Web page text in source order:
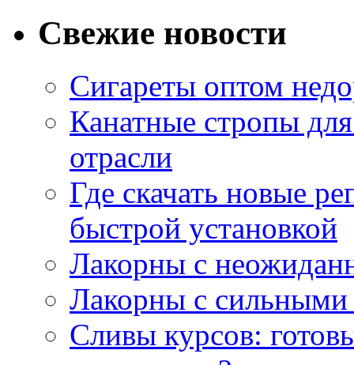
Свежие новости
Сигареты оптом
Канатные стропы
отрасли
Где скачать новые
быстрой установкой
Лакорны с
Лакорны с сильными
Сливы курсов: